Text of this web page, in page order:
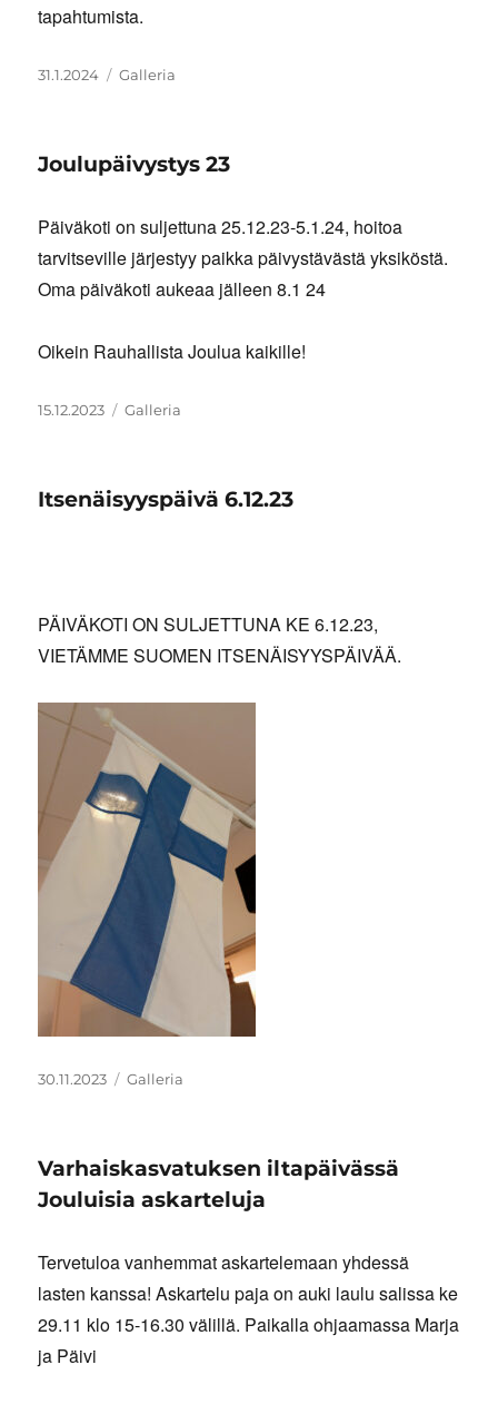
tapahtumista.
Julkaistu
31.1.2024 Artikkelimuoto
Galleria
Joulupäivystys 23
Päiväkoti on suljettuna 25.12.23-5.1.24, hoitoa
tarvitseville järjestyy paikka päivystävästä yksiköstä.
Oma päiväkoti aukeaa jälleen 8.1 24
Oikein Rauhallista Joulua kaikille!
Julkaistu
15.12.2023 Artikkelimuoto
Galleria
Itsenäisyyspäivä 6.12.23
PÄIVÄKOTI ON SULJETTUNA KE 6.12.23,
VIETÄMME SUOMEN ITSENÄISYYSPÄIVÄÄ.
Julkaistu
30.11.2023 Artikkelimuoto
Galleria
Varhaiskasvatuksen iltapäivässä
Jouluisia askarteluja
Tervetuloa vanhemmat askartelemaan yhdessä
lasten kanssa! Askartelu paja on auki laulu salissa ke
29.11 klo 15-16.30 välillä. Paikalla ohjaamassa Marja
ja Päivi